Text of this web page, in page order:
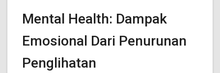
Mental Health: Dampak
Emosional Dari Penurunan
Penglihatan